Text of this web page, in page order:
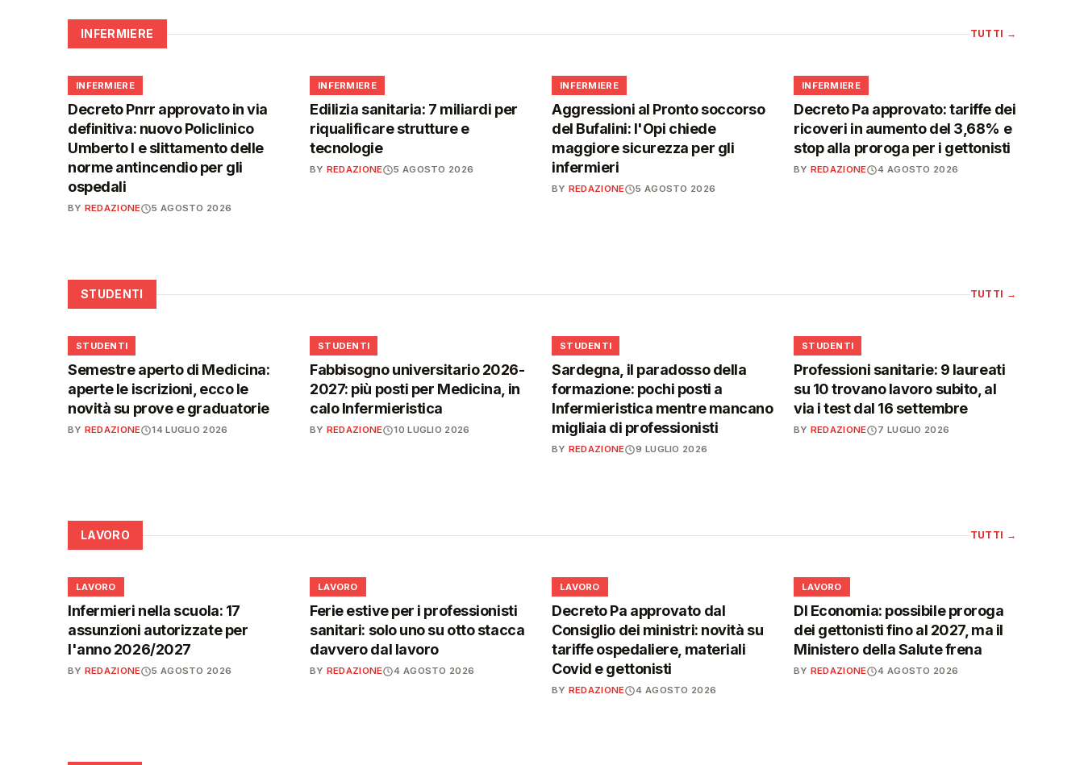
INFERMIERE TUTTI →
🩺
INFERMIERE
Decreto Pnrr approvato in via
definitiva: nuovo Policlinico
Umberto I e slittamento delle
norme antincendio per gli
ospedali
BY REDAZIONE 5 AGOSTO 2026
🩺
INFERMIERE
Edilizia sanitaria: 7 miliardi per
riqualificare strutture e
tecnologie
BY REDAZIONE 5 AGOSTO 2026
🩺
INFERMIERE
Aggressioni al Pronto soccorso
del Bufalini: l'Opi chiede
maggiore sicurezza per gli
infermieri
BY REDAZIONE 5 AGOSTO 2026
🩺
INFERMIERE
Decreto Pa approvato: tariffe dei
ricoveri in aumento del 3,68% e
stop alla proroga per i gettonisti
BY REDAZIONE 4 AGOSTO 2026
STUDENTI TUTTI →
🎓
STUDENTI
Semestre aperto di Medicina:
aperte le iscrizioni, ecco le
novità su prove e graduatorie
BY REDAZIONE 14 LUGLIO 2026
🎓
STUDENTI
Fabbisogno universitario 2026-
2027: più posti per Medicina, in
calo Infermieristica
BY REDAZIONE 10 LUGLIO 2026
🎓
STUDENTI
Sardegna, il paradosso della
formazione: pochi posti a
Infermieristica mentre mancano
migliaia di professionisti
BY REDAZIONE 9 LUGLIO 2026
🎓
STUDENTI
Professioni sanitarie: 9 laureati
su 10 trovano lavoro subito, al
via i test dal 16 settembre
BY REDAZIONE 7 LUGLIO 2026
LAVORO TUTTI →
💼
LAVORO
Infermieri nella scuola: 17
assunzioni autorizzate per
l'anno 2026/2027
BY REDAZIONE 5 AGOSTO 2026
💼
LAVORO
Ferie estive per i professionisti
sanitari: solo uno su otto stacca
davvero dal lavoro
BY REDAZIONE 4 AGOSTO 2026
💼
LAVORO
Decreto Pa approvato dal
Consiglio dei ministri: novità su
tariffe ospedaliere, materiali
Covid e gettonisti
BY REDAZIONE 4 AGOSTO 2026
💼
LAVORO
Dl Economia: possibile proroga
dei gettonisti fino al 2027, ma il
Ministero della Salute frena
BY REDAZIONE 4 AGOSTO 2026